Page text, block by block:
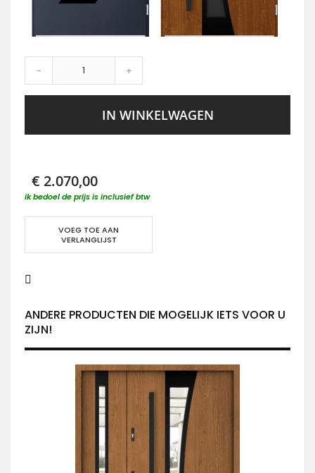
- +
IN WINKELWAGEN
€ 2.070,00
ik bedoel de prijs is inclusief btw
VOEG TOE AAN
VERLANGLIJST
ANDERE PRODUCTEN DIE MOGELIJK IETS VOOR U
ZIJN!